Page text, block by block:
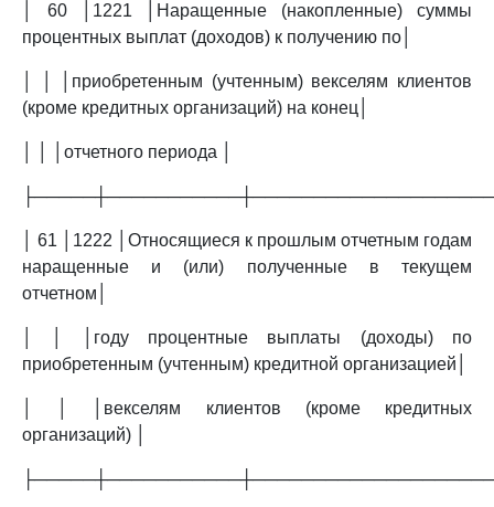
│ 60 │1221 │Наращенные (накопленные) суммы
процентных выплат (доходов) к получению по│
│ │ │приобретенным (учтенным) векселям клиентов
(кроме кредитных организаций) на конец│
│ │ │отчетного периода │
│ 61 │1222 │Относящиеся к прошлым отчетным годам
наращенные и (или) полученные в текущем
отчетном│
│ │ │году процентные выплаты (доходы) по
приобретенным (учтенным) кредитной организацией│
│ │ │векселям клиентов (кроме кредитных
организаций) │